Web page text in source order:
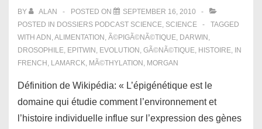
BY ALAN POSTED ON
SEPTEMBER 16, 2010
POSTED IN DOSSIERS PODCAST SCIENCE, SCIENCE
TAGGED
WITH ADN ,ALIMENTATION , Ã©PIGÃ©NÃ©TIQUE, DARWIN ,
DROSOPHILE, EPITWIN , EVOLUTION , GÃ©NÃ©TIQUE, HISTOIRE, IN
FRENCH , LAMARCK, MÃ©THYLATION , MORGAN
Définition de Wikipédia: « L’épigénétique est le
domaine qui étudie comment l’environnement et
l’histoire individuelle influe sur l’expression des gènes